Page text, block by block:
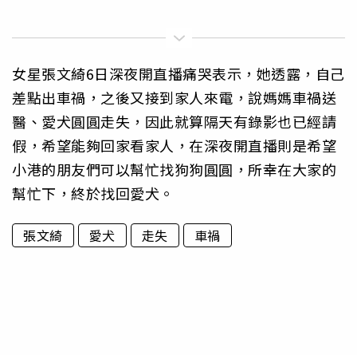
女星張文綺6日深夜開直播痛哭表示，她透露，自己
差點出車禍，之後又接到家人來電，說媽媽車禍送
醫、愛犬圓圓走失，因此就算隔天有錄影也已經請
假，希望能夠回家看家人，在深夜開直播則是希望
小港的朋友們可以幫忙找狗狗圓圓，所幸在大家的
幫忙下，終於找回愛犬。
張文綺 愛犬 走失 車禍